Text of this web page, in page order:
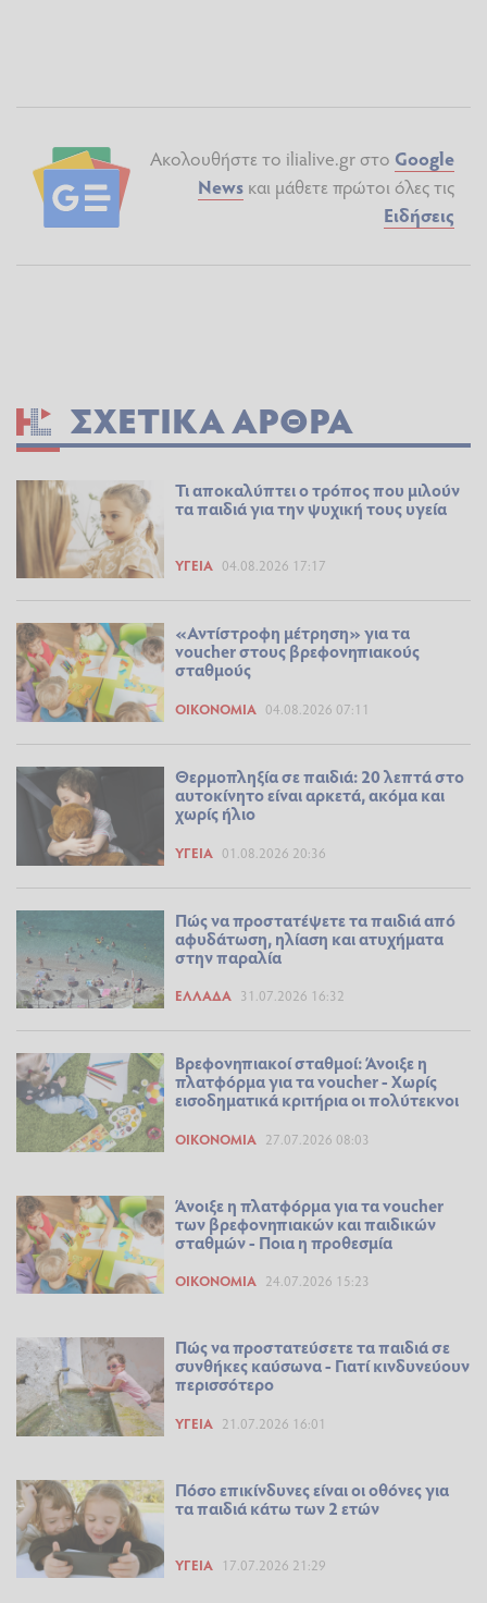
Ακολουθήστε το ilialive.gr στο Google
News και μάθετε πρώτοι όλες τις
Ειδήσεις
ΣΧΕΤΙΚΆ ΆΡΘΡΑ
Τι αποκαλύπτει ο τρόπος που μιλούν
τα παιδιά για την ψυχική τους υγεία
ΥΓΕΊΑ 04.08.2026 17:17
«Αντίστροφη μέτρηση» για τα
voucher στους βρεφονηπιακούς
σταθμούς
ΟΙΚΟΝΟΜΊΑ 04.08.2026 07:11
Θερμοπληξία σε παιδιά: 20 λεπτά στο
αυτοκίνητο είναι αρκετά, ακόμα και
χωρίς ήλιο
ΥΓΕΊΑ 01.08.2026 20:36
Πώς να προστατέψετε τα παιδιά από
αφυδάτωση, ηλίαση και ατυχήματα
στην παραλία
ΕΛΛΆΔΑ 31.07.2026 16:32
Βρεφονηπιακοί σταθμοί: Άνοιξε η
πλατφόρμα για τα voucher - Χωρίς
εισοδηματικά κριτήρια οι πολύτεκνοι
ΟΙΚΟΝΟΜΊΑ 27.07.2026 08:03
Άνοιξε η πλατφόρμα για τα voucher
των βρεφονηπιακών και παιδικών
σταθμών - Ποια η προθεσμία
ΟΙΚΟΝΟΜΊΑ 24.07.2026 15:23
Πώς να προστατεύσετε τα παιδιά σε
συνθήκες καύσωνα - Γιατί κινδυνεύουν
περισσότερο
ΥΓΕΊΑ 21.07.2026 16:01
Πόσο επικίνδυνες είναι οι οθόνες για
τα παιδιά κάτω των 2 ετών
ΥΓΕΊΑ 17.07.2026 21:29